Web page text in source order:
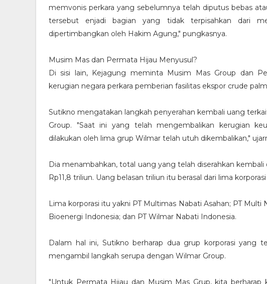
memvonis perkara yang sebelumnya telah diputus bebas
tersebut enjadi bagian yang tidak terpisahkan dari
dipertimbangkan oleh Hakim Agung," pungkasnya.
Musim Mas dan Permata Hijau Menyusul?
Di sisi lain, Kejagung meminta Musim Mas Group dan
kerugian negara perkara pemberian fasilitas ekspor crude
Sutikno mengatakan langkah penyerahan kembali uang
Group. "Saat ini yang telah mengembalikan kerugian
dilakukan oleh lima grup Wilmar telah utuh dikembalikan,"
Dia menambahkan, total uang yang telah diserahkan
Rp11,8 triliun. Uang belasan triliun itu berasal dari lima
Lima korporasi itu yakni PT Multimas Nabati Asahan; PT Multi
Bioenergi Indonesia; dan PT Wilmar Nabati Indonesia.
Dalam hal ini, Sutikno berharap dua grup korporasi yang
mengambil langkah serupa dengan Wilmar Group.
"Untuk Permata Hijau dan Musim Mas Grup, kita